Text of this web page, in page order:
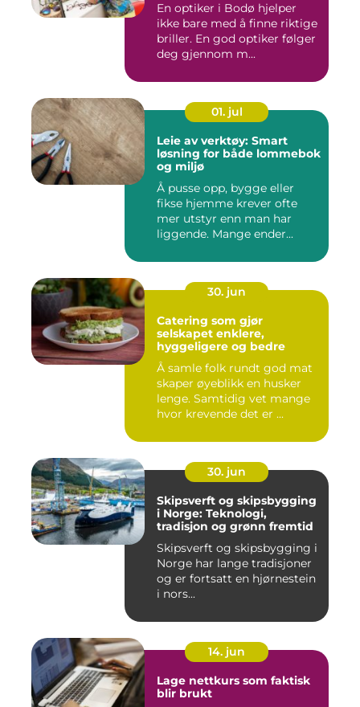
En optiker i Bodø hjelper
ikke bare med å finne riktige
briller. En god optiker følger
deg gjennom m...
01. jul
Leie av verktøy: Smart
løsning for både lommebok
og miljø
Å pusse opp, bygge eller
fikse hjemme krever ofte
mer utstyr enn man har
liggende. Mange ender...
30. jun
Catering som gjør
selskapet enklere,
hyggeligere og bedre
Å samle folk rundt god mat
skaper øyeblikk en husker
lenge. Samtidig vet mange
hvor krevende det er ...
30. jun
Skipsverft og skipsbygging
i Norge: Teknologi,
tradisjon og grønn fremtid
Skipsverft og skipsbygging i
Norge har lange tradisjoner
og er fortsatt en hjørnestein
i nors...
14. jun
Lage nettkurs som faktisk
blir brukt